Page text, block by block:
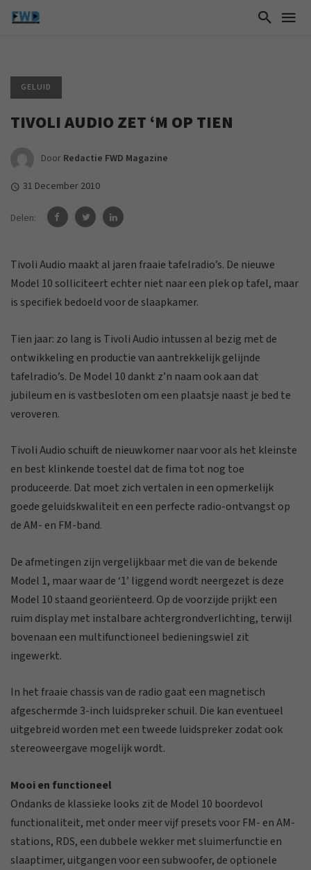
GELUID
TIVOLI AUDIO ZET ‘M OP TIEN
Door Redactie FWD Magazine
31 December 2010
Delen:
Tivoli Audio maakt al jaren fraaie tafelradio’s. De nieuwe
Model 10 solliciteert echter niet naar een plek op tafel, maar
is specifiek bedoeld voor de slaapkamer.
Tien jaar: zo lang is Tivoli Audio intussen al bezig met de
ontwikkeling en productie van aantrekkelijk gelijnde
tafelradio’s. De Model 10 dankt z’n naam ook aan dat
jubileum en is vastbesloten om een plaatsje naast je bed te
veroveren.
Tivoli Audio schuift de nieuwkomer naar voor als het kleinste
en best klinkende toestel dat de fima tot nog toe
produceerde. Dat moet zich vertalen in een opmerkelijk
goede geluidskwaliteit en een perfecte radio-ontvangst op
de AM- en FM-band.
De afmetingen zijn vergelijkbaar met die van de bekende
Model 1, maar waar de ‘1’ liggend wordt neergezet is deze
Model 10 staand georiënteerd. Op de voorzijde prijkt een
ruim display met instalbare achtergrondverlichting, terwijl
bovenaan een multifunctioneel bedieningswiel zit
ingewerkt.
In het fraaie chassis van de radio gaat een magnetisch
afgeschermde 3-inch luidspreker schuil. Die kan eventueel
uitgebreid worden met een tweede luidspreker zodat ook
stereoweergave mogelijk wordt.
Mooi en functioneel
Ondanks de klassieke looks zit de Model 10 boordevol
functionaliteit, met onder meer vijf presets voor FM- en AM-
stations, RDS, een dubbele wekker met sluimerfunctie en
slaaptimer, uitgangen voor een subwoofer, de optionele